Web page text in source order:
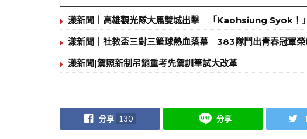
漾新聞｜高雄觀光隊大馬雙城出擊 「Kaohsiung Syok！
漾新聞｜社教盃三對三籃球熱血落幕 383隊鬥出青春冠軍榮
漾新聞|駕照新制吊銷重考先駕訓筆試大改革
分享 130 分享